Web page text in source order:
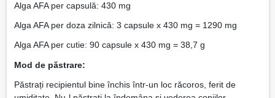
Alga AFA per capsulă: 430 mg
Alga AFA per doza zilnică: 3 capsule x 430 mg = 1290 mg
Alga AFA per cutie: 90 capsule x 430 mg = 38,7 g
Mod de păstrare:
Păstrați recipientul bine închis într-un loc răcoros, ferit de